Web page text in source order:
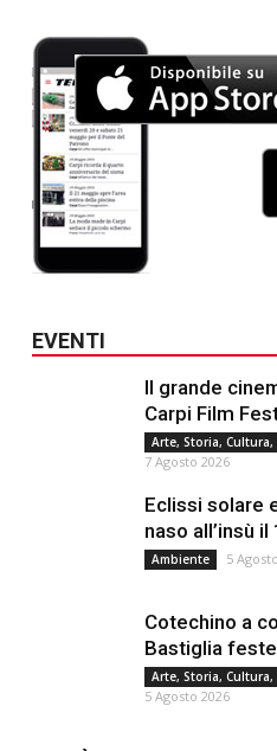
EVENTI
Il grande
Carpi Film
Arte, Storia,
7 Agosto 2026
Eclissi solare
naso all’insù
Ambiente 5
Cotechino a
Bastiglia
Arte, Storia,
5 Agosto 2026